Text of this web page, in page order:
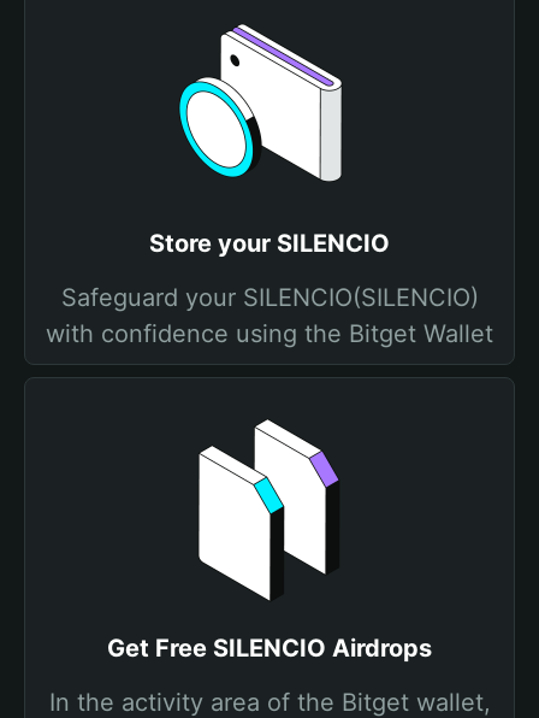
Store your SILENCIO
Safeguard your SILENCIO(SILENCIO)
with confidence using the Bitget Wallet
Get Free SILENCIO Airdrops
In the activity area of the Bitget wallet,